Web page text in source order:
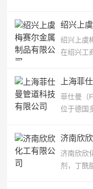
绍兴上
绍兴上虞
在绍兴工
上海菲
菲仕曼（
位于德国
济南欣
济南欣欣
剂，丁酰